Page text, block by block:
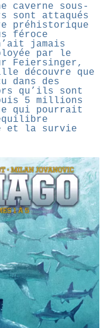
caverne sous-
sont attaqués
préhistorique
féroce
jamais
par le
Feiersinger,
découvre que
dans des
qu’ils sont
5 millions
qui pourrait
et la survie